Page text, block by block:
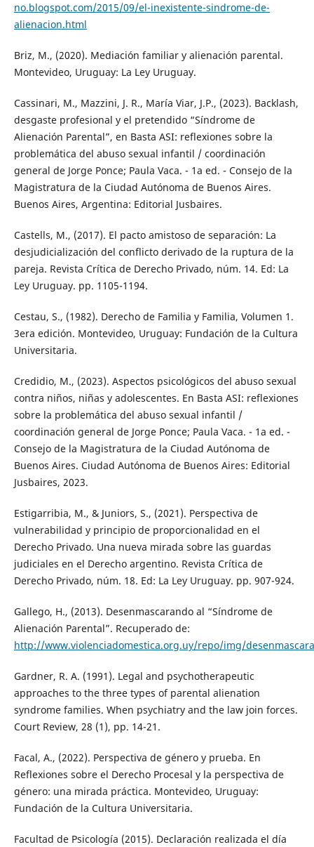
no.blogspot.com/2015/09/el-inexistente-sindrome-de-
alienacion.html
Briz, M., (2020). Mediación familiar y alienación parental.
Montevideo, Uruguay: La Ley Uruguay.
Cassinari, M., Mazzini, J. R., María Viar, J.P., (2023). Backlash,
desgaste profesional y el pretendido “Síndrome de
Alienación Parental”, en Basta ASI: reflexiones sobre la
problemática del abuso sexual infantil / coordinación
general de Jorge Ponce; Paula Vaca. - 1a ed. - Consejo de la
Magistratura de la Ciudad Autónoma de Buenos Aires.
Buenos Aires, Argentina: Editorial Jusbaires.
Castells, M., (2017). El pacto amistoso de separación: La
desjudicialización del conflicto derivado de la ruptura de la
pareja. Revista Crítica de Derecho Privado, núm. 14. Ed: La
Ley Uruguay. pp. 1105-1194.
Cestau, S., (1982). Derecho de Familia y Familia, Volumen 1.
3era edición. Montevideo, Uruguay: Fundación de la Cultura
Universitaria.
Credidio, M., (2023). Aspectos psicológicos del abuso sexual
contra niños, niñas y adolescentes. En Basta ASI: reflexiones
sobre la problemática del abuso sexual infantil /
coordinación general de Jorge Ponce; Paula Vaca. - 1a ed. -
Consejo de la Magistratura de la Ciudad Autónoma de
Buenos Aires. Ciudad Autónoma de Buenos Aires: Editorial
Jusbaires, 2023.
Estigarribia, M., & Juniors, S., (2021). Perspectiva de
vulnerabilidad y principio de proporcionalidad en el
Derecho Privado. Una nueva mirada sobre las guardas
judiciales en el Derecho argentino. Revista Crítica de
Derecho Privado, núm. 18. Ed: La Ley Uruguay. pp. 907-924.
Gallego, H., (2013). Desenmascarando al “Síndrome de
Alienación Parental”. Recuperado de:
http://www.violenciadomestica.org.uy/repo/img/
Gardner, R. A. (1991). Legal and psychotherapeutic
approaches to the three types of parental alienation
syndrome families. When psychiatry and the law join forces.
Court Review, 28 (1), pp. 14-21.
Facal, A., (2022). Perspectiva de género y prueba. En
Reflexiones sobre el Derecho Procesal y la perspectiva de
género: una mirada práctica. Montevideo, Uruguay:
Fundación de la Cultura Universitaria.
Facultad de Psicología (2015). Declaración realizada el día